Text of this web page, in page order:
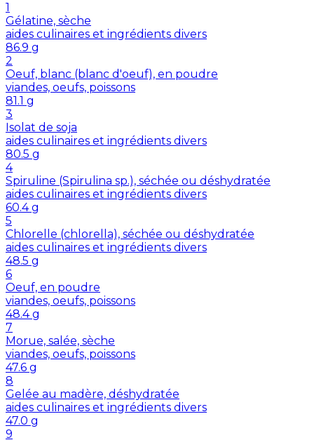
1
Gélatine, sèche
aides culinaires et ingrédients divers
86.9 g
2
Oeuf, blanc (blanc d'oeuf), en poudre
viandes, oeufs, poissons
81.1 g
3
Isolat de soja
aides culinaires et ingrédients divers
80.5 g
4
Spiruline (Spirulina sp.), séchée ou déshydratée
aides culinaires et ingrédients divers
60.4 g
5
Chlorelle (chlorella), séchée ou déshydratée
aides culinaires et ingrédients divers
48.5 g
6
Oeuf, en poudre
viandes, oeufs, poissons
48.4 g
7
Morue, salée, sèche
viandes, oeufs, poissons
47.6 g
8
Gelée au madère, déshydratée
aides culinaires et ingrédients divers
47.0 g
9